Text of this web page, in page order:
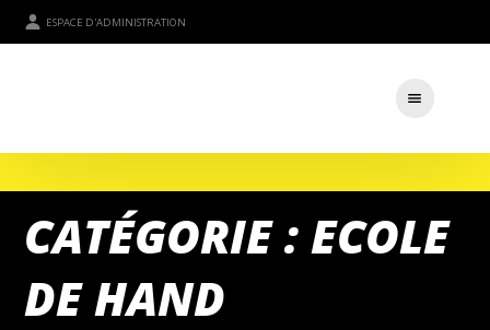
ESPACE D'ADMINISTRATION
CATÉGORIE : ECOLE
DE HAND